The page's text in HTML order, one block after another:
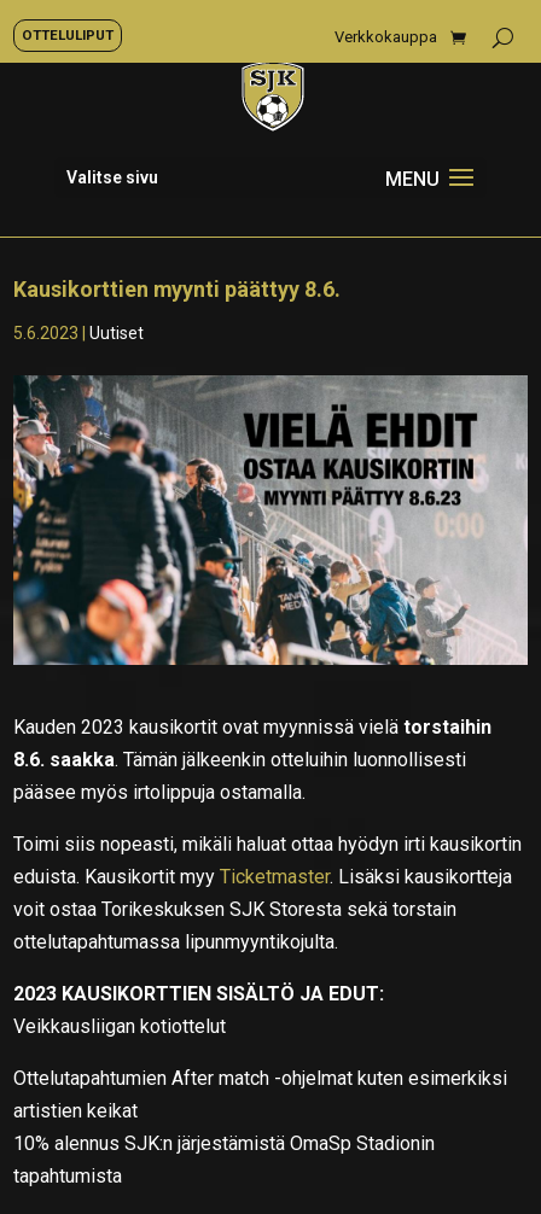
OTTELULIPUT Verkkokauppa
Valitse sivu
Kausikorttien myynti päättyy 8.6.
5.6.2023 |Uutiset
Kauden 2023 kausikortit ovat myynnissä vielätorstaihin
8.6. saakka. Tämän jälkeenkin otteluihin luonnollisesti
pääsee myös irtolippuja ostamalla.
Toimi siis nopeasti, mikäli haluat ottaa hyödyn irti kausikortin
eduista. Kausikortit myyTicketmaster. Lisäksi kausikortteja
voit ostaa Torikeskuksen SJK Storesta sekä torstain
ottelutapahtumassa lipunmyyntikojulta.
2023 KAUSIKORTTIEN SISÄLTÖ JA EDUT:
Veikkausliigan kotiottelut
Ottelutapahtumien After match -ohjelmat kuten esimerkiksi
artistien keikat
10% alennus SJK:n järjestämistä OmaSp Stadionin
tapahtumista